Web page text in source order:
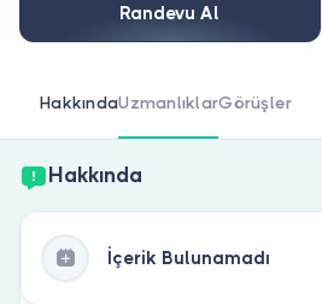
Doktor musunuz?
Randevu Al
HakkındaUzmanlıklarGörüşler
Hakkında
İçerik Bulunamadı